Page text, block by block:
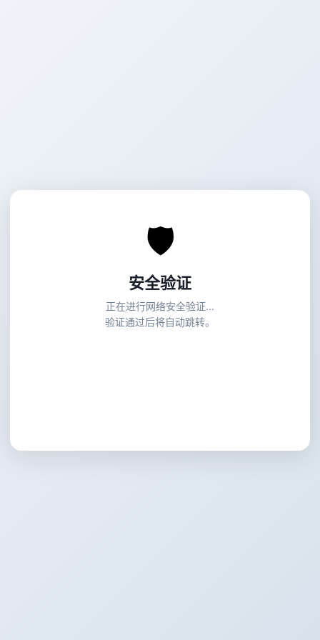
🛡
安全验证
正在进行网络安全验证...
验证通过后将自动跳转。